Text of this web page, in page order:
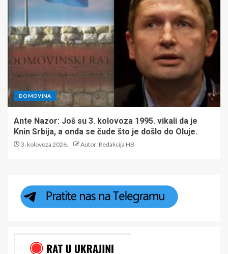
DOMOVINA
Ante Nazor: Još su 3. kolovoza 1995. vikali da je
Knin Srbija, a onda se čude što je došlo do Oluje.
3. kolovoza 2026. Autor: Redakcija HB